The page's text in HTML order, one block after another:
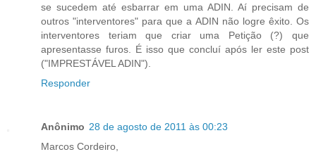
se sucedem até esbarrar em uma ADIN. Aí precisam de
outros "interventores" para que a ADIN não logre êxito. Os
interventores teriam que criar uma Petição (?) que
apresentasse furos. É isso que concluí após ler este post
("IMPRESTÁVEL ADIN").
Responder
Anônimo 28 de agosto de 2011 às 00:23
Marcos Cordeiro,